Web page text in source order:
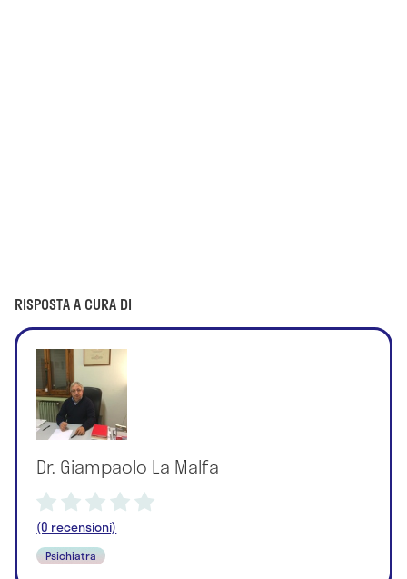
RISPOSTA A CURA DI
Dr. Giampaolo La Malfa
(0 recensioni)
Psichiatra